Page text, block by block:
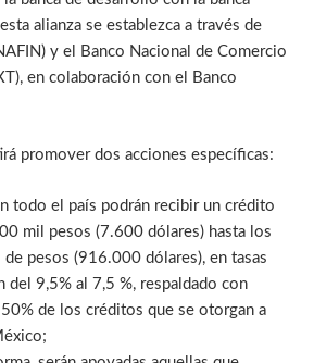
alianza se establezca a través de
y el Banco Nacional de Comercio
en colaboración con el Banco
promover dos acciones específicas:
todo el país podrán recibir un crédito
mil pesos (7.600 dólares) hasta los
pesos (916.000 dólares), en tasas
del 9,5% al 7,5 %, respaldado con
de los créditos que se otorgan a